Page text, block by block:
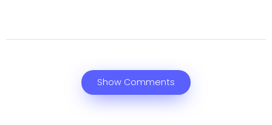
Show Comments